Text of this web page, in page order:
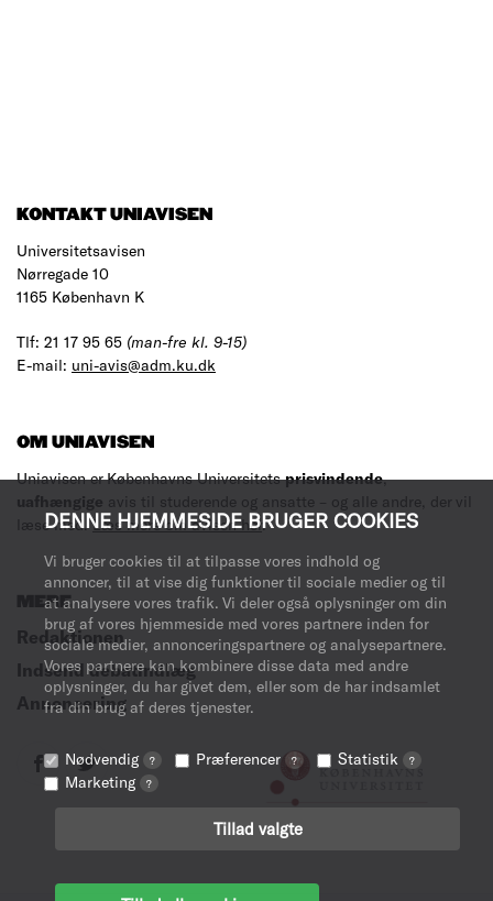
DENNE HJEMMESIDE BRUGER COOKIES
Vi bruger cookies til at tilpasse vores indhold og
annoncer, til at vise dig funktioner til sociale medier og til
at analysere vores trafik. Vi deler også oplysninger om din
brug af vores hjemmeside med vores partnere inden for
sociale medier, annonceringspartnere og analysepartnere.
Vores partnere kan kombinere disse data med andre
oplysninger, du har givet dem, eller som de har indsamlet
fra din brug af deres tjenester.
Nødvendig ? Præferencer ? Statistik ?
Marketing ?
Tillad valgte
KONTAKT UNIAVISEN
Universitetsavisen
Nørregade 10
1165 København K
Tlf: 21 17 95 65 (man-fre kl. 9-15)
E-mail: uni-avis@adm.ku.dk
OM UNIAVISEN
Uniavisen er Københavns Universitetsprisvindende,
uafhængige avis til studerende og ansatte – og alle andre, der vil
læse med.Læs mere om avisen her.
MERE
Redaktionen
Indsend debatindlæg
Annoncering